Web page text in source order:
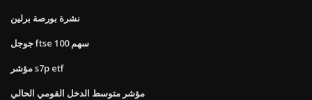
نشرة بورصة برلين
جوجل ftse 100 سهم
مؤشر s7p etf
مؤشر متوسط ​​الدخل القومي الحالي